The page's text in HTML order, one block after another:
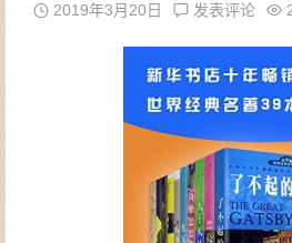
2019年3月20日 发表评论